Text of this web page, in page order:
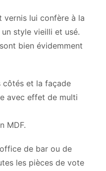
vernis lui confère à la
style vieilli et usé.
bien évidemment
côtés et la façade
avec effet de multi
MDF.
de bar ou de
les pièces de vote